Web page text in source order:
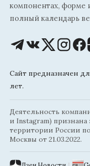
компонентах, форме
полный календарь
Сайт предназначен
лет.
Деятельность
и Instagram) признана
территории России
Москвы от 21.03.2022.